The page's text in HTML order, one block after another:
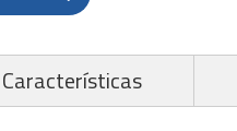
Características